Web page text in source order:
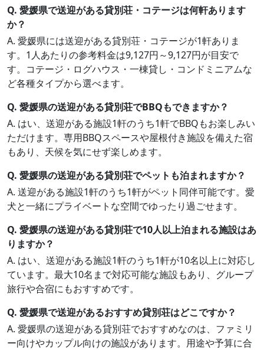
Q. 愛媛県で送迎がある貸別荘・コテージは何軒あります
か？
A. 愛媛県には送迎がある貸別荘・コテージが1軒ありま
す。1人あたりの参考料金は9,127円～9,127円が目安で
す。コテージ・ログハウス・一棟貸し・コンドミニアムな
ど各種タイプから選べます。
Q. 愛媛県の送迎がある貸別荘でBBQもできますか？
A. はい、送迎がある施設1軒のうち1軒でBBQもお楽しみい
ただけます。専用BBQスペースや屋根付き施設を備えた宿
もあり、天候を気にせず楽しめます。
Q. 愛媛県の送迎がある貸別荘でペットも泊まれますか？
A. 送迎がある施設1軒のうち1軒がペット同伴可能です。愛
犬と一緒にプライベートな空間でゆったり過ごせます。
Q. 愛媛県の送迎がある貸別荘で10人以上泊まれる施設はあ
りますか？
A. はい、送迎がある施設1軒のうち1軒が10名以上に対応し
ています。最大10名まで対応可能な施設もあり、グループ
旅行や合宿にもおすすめです。
Q. 愛媛県で送迎があるおすすめ貸別荘はどこですか？
A. 愛媛県の送迎がある貸別荘でおすすめなのは、ファミリ
ー向けやカップル向けの施設があります。用途や予算に合